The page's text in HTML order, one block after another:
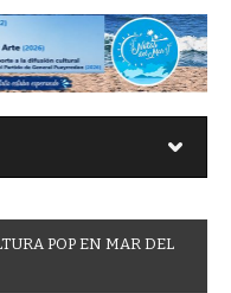
TURA POP EN MAR DEL